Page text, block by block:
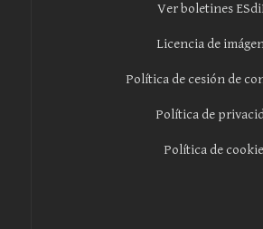
Ver boletines
Licencia de
Política de cesión de
Política de
Política de